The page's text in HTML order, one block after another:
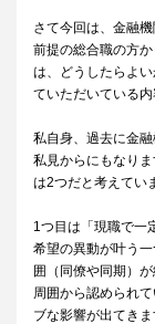
さて今回は、金融
前提の総合職の方
は、どうしたらよ
ていただいている内
私自身、過去に金
私見からにもなり
は2つだと考えてい
1つ目は「現職で一
希望の異動が叶う
囲（同僚や同期）
周囲から認められ
ブな影響が出てきま